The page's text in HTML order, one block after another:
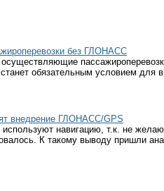
без ГЛОНАСС
обязательным условием для
внедрение ГЛОНАСС/GPS
навигацию, т.к. не
К такому выводу пришли